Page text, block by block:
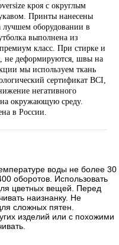
кроя с округлым
Принты нанесены
оборудовании в
выполнена из
класс. При стирке и
не деформируются, швы на
мы используем ткань
сертификат BCI,
негативного
на окружающую среду.
в России.
воды не более 30
оборотов. Использовать
цветных вещей. Перед
наизнанку. Не
сложных пятен.
изделий или с похожими